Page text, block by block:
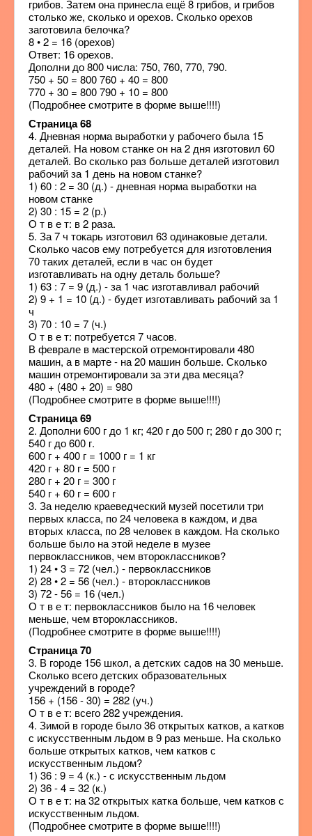
грибов. Затем она принесла ещё 8 грибов, и грибов
столько же, сколько и орехов. Сколько орехов
заготовила белочка?
8 • 2 = 16 (орехов)
Ответ: 16 орехов.
Дополни до 800 числа: 750, 760, 770, 790.
750 + 50 = 800 760 + 40 = 800
770 + 30 = 800 790 + 10 = 800
(Подробнее смотрите в форме выше!!!!)
Страница 68
4. Дневная норма выработки у рабочего была 15
деталей. На новом станке он на 2 дня изготовил 60
деталей. Во сколько раз больше деталей изготовил
рабочий за 1 день на новом станке?
1) 60 : 2 = 30 (д.) - дневная норма выработки на
новом станке
2) 30 : 15 = 2 (р.)
О т в е т: в 2 раза.
5. За 7 ч токарь изготовил 63 одинаковые детали.
Сколько часов ему потребуется для изготовления
70 таких деталей, если в час он будет
изготавливать на одну деталь больше?
1) 63 : 7 = 9 (д.) - за 1 час изготавливал рабочий
2) 9 + 1 = 10 (д.) - будет изготавливать рабочий за 1
ч
3) 70 : 10 = 7 (ч.)
О т в е т: потребуется 7 часов.
В феврале в мастерской отремонтировали 480
машин, а в марте - на 20 машин больше. Сколько
машин отремонтировали за эти два месяца?
480 + (480 + 20) = 980
(Подробнее смотрите в форме выше!!!!)
Страница 69
2. Дополни 600 г до 1 кг; 420 г до 500 г; 280 г до 300 г;
540 г до 600 г.
600 г + 400 г = 1000 г = 1 кг
420 г + 80 г = 500 г
280 г + 20 г = 300 г
540 г + 60 г = 600 г
3. За неделю краеведческий музей посетили три
первых класса, по 24 человека в каждом, и два
вторых класса, по 28 человек в каждом. На сколько
больше было на этой неделе в музее
первоклассников, чем второклассников?
1) 24 • 3 = 72 (чел.) - первоклассников
2) 28 • 2 = 56 (чел.) - второклассников
3) 72 - 56 = 16 (чел.)
О т в е т: первоклассников было на 16 человек
меньше, чем второклассников.
(Подробнее смотрите в форме выше!!!!)
Страница 70
3. В городе 156 школ, а детских садов на 30 меньше.
Сколько всего детских образовательных
учреждений в городе?
156 + (156 - 30) = 282 (уч.)
О т в е т: всего 282 учреждения.
4. Зимой в городе было 36 открытых катков, а катков
с искусственным льдом в 9 раз меньше. На сколько
больше открытых катков, чем катков с
искусственным льдом?
1) 36 : 9 = 4 (к.) - с искусственным льдом
2) 36 - 4 = 32 (к.)
О т в е т: на 32 открытых катка больше, чем катков с
искусственным льдом.
(Подробнее смотрите в форме выше!!!!)